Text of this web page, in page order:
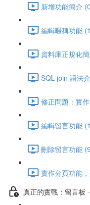
新增功能簡介
編輯暱稱功能
資料庫正規化
SQL join 語法
修正問題：實
編輯留言功能
刪除留言功能
實作分頁功能
真正的實戰：留言板